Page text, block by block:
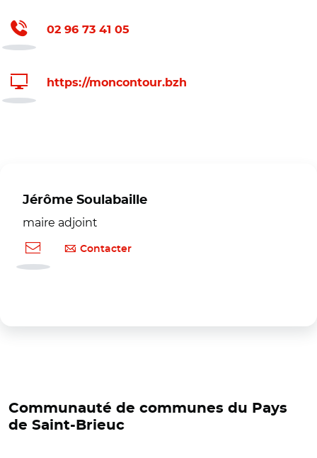
02 96 73 41 05
https://moncontour.bzh
Jérôme Soulabaille
maire adjoint
Contacter
Communauté de communes du Pays
de Saint-Brieuc